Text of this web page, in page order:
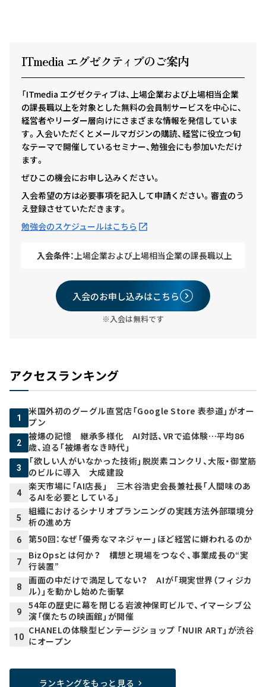
ITmedia エグゼクティ ブのご案内
「ITmedia エグゼクティブは、上場企業および上場相当企業
の課長職以上を対象とした無料の会員制サービスを中心に、
経営者やリーダー層向けにさまざまな情報を発信していま
す。入会いただくとメールマガジンの購読、経営に役立つ旬
なテーマで開催しているセミナー、勉強会にも参加いただけ
ます。
ぜひこの機会にお申し込みください。
入会希望の方は必要事項を記入して申請ください。審査のう
え登録させていただきます。
勉強会のスケジュールはこちら
入会条件：上場企業および上場相当企業の課長職以上
入会のお申し込みはこちら
※入会は無料です
アクセスランキング
1
米国外初のグーグル直営店「Google Store 表参道」がオー
プン
2
被爆の記憶 継承多様化 AI対話、VRで追体験…平均86
歳、迫る「被爆者なき時代」
3
「欲しい人がいなかった技術」脱炭素コンクリ、大阪・御堂筋
のビルに導入 大成建設
4
楽天市場に「AI店長」 三木谷浩史会長兼社長「人間味のあ
るAIを必要としている」
5
組織におけるシナリオプランニングの実践方法――外部環境分
析の進め方
6 第50回：なぜ「優秀なマネジャー」ほど経営に嫌われるのか
7
BizOpsとは何か？ 構想と現場をつなぐ、事業成長の“実
行装置”
8
画面の中だけで満足してない？ AIが「現実世界（フィジカ
ル）」を動かし始めた衝撃
9
54年の歴史に幕を閉じる岩波神保町ビルで、イマーシブ公
演「僕たちの映画館」が開催
10
CHANELの体験型ビンテージショップ 「NUIR ART」が渋谷
にオープン
ランキングをもっと見る